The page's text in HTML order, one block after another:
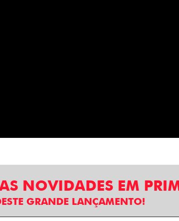
NOVIDADES EM
GRANDE LANÇAMENTO!